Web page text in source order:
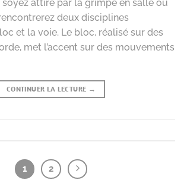
soyez attiré par la grimpe en salle ou
deux disciplines
et la voie. Le bloc, réalisé sur des
met l’accent sur des mouvements
CONTINUER LA LECTURE →
1 2